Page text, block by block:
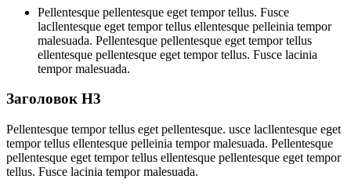
Pellentesque pellentesque eget tempor tellus. Fusce
lacllentesque eget tempor tellus ellentesque pelleinia tempor
malesuada. Pellentesque pellentesque eget tempor tellus
ellentesque pellentesque eget tempor tellus. Fusce lacinia
tempor malesuada.
Заголовок H3
Pellentesque tempor tellus eget pellentesque. usce lacllentesque eget
tempor tellus ellentesque pelleinia tempor malesuada. Pellentesque
pellentesque eget tempor tellus ellentesque pellentesque eget tempor
tellus. Fusce lacinia tempor malesuada.